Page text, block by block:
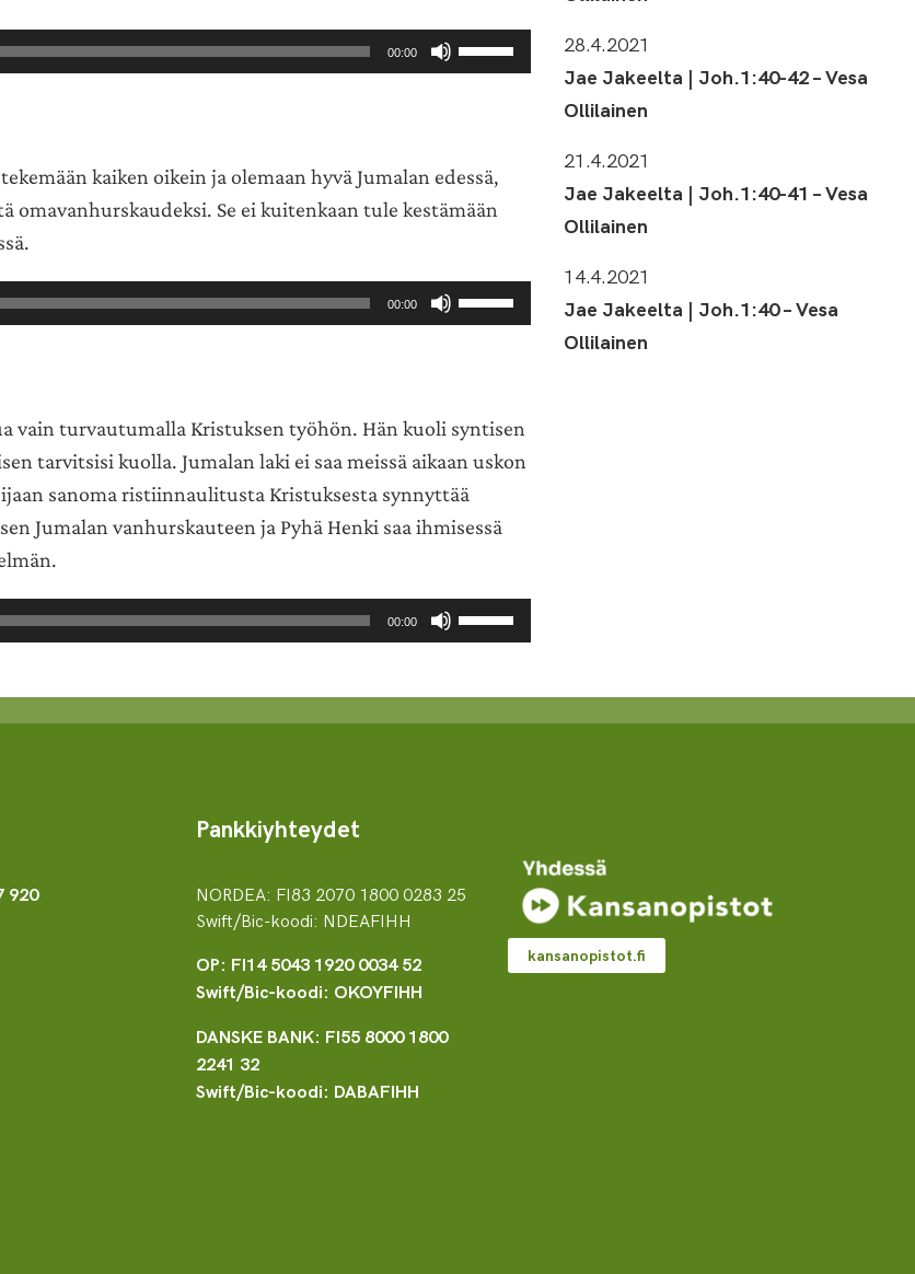
00:00
Nuolinäppäimillä
äänenvoimakkuutta
kaiken oikein ja olemaan hyvä Jumalan edessä,
omavanhurskaudeksi. Se ei kuitenkaan tule kestämään
00:00
äänenvoimakkuutta
suuremmaksi
pienemmäksi.
vain turvautumalla Kristuksen työhön. Hän kuoli syntisen
tarvitsisi kuolla. Jumalan laki ei saa meissä aikaan uskon
sanoma ristiinnaulitusta Kristuksesta synnyttää
Jumalan vanhurskauteen ja Pyhä Henki saa ihmisessä
00:00
28.4.2021
Jae Jakeelta | Joh.1:40-42 – Vesa
Ollilainen
21.4.2021
Jae Jakeelta | Joh.1:40-41 – Vesa
Ollilainen
14.4.2021
Jae Jakeelta | Joh.1:40 – Vesa
Ollilainen
920
Pankkiyhteydet
NORDEA: FI83 2070 1800 0283 25
Swift/Bic-koodi: NDEAFIHH
OP: FI14 5043 1920 0034 52
Swift/Bic-koodi: OKOYFIHH
DANSKE BANK: FI55 8000 1800
2241 32
Swift/Bic-koodi: DABAFIHH
kansanopistot.fi